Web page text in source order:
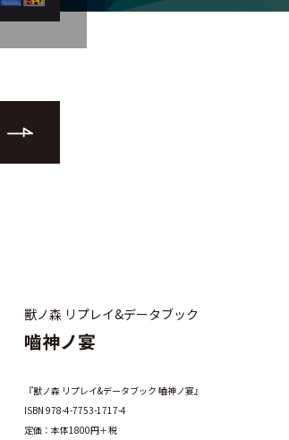
獸ノ森 リプレイ&データブック
嚙神ノ宴
『獸ノ森 リプレイ&データブック 嚙神ノ宴』
ISBN 978-4-7753-1717-4
定価：本体1800円＋税